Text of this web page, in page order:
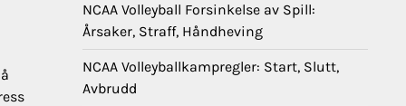
NCAA Volleyball Forsinkelse av Spill:
Årsaker, Straff, Håndheving
NCAA Volleyballkampregler: Start, Slutt,
Avbrudd